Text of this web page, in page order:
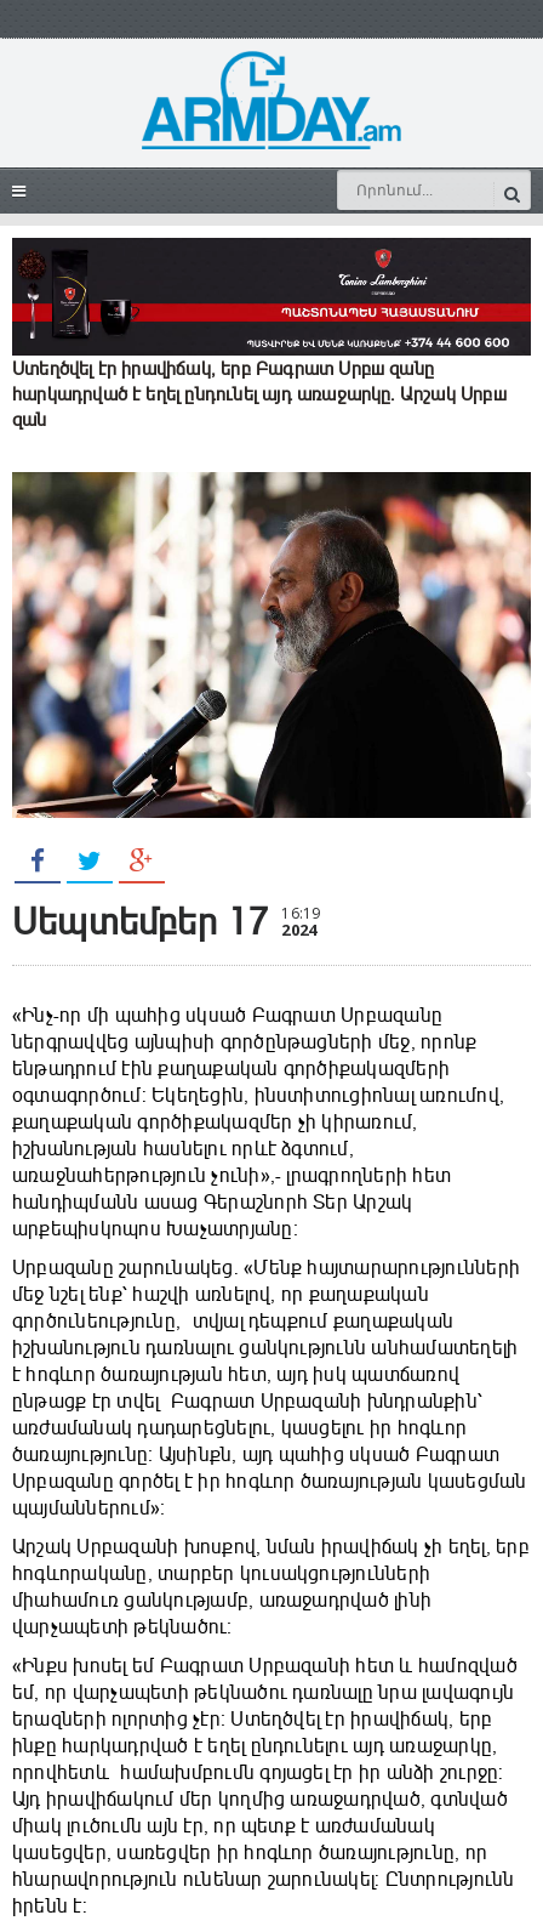
Ստեղծվել էր իրավիճակ, երբ Բագրատ Սրբш զանը
հարկադրված է եղել ընդունել այդ առաջարկը. Արշակ Սրբш
զան
Սեպտեմբեր 17 16:19
2024
«Ինչ-որ մի պահից սկսած Բագրատ Սրբազանը
ներգրավվեց այնպիսի գործընթացների մեջ, որոնք
ենթադրում էին քաղաքական գործիքակազմերի
օգտագործում: Եկեղեցին, ինստիտուցիոնալ առումով,
քաղաքական գործիքակազմեր չի կիրառում,
իշխանության հասնելու որևէ ձգտում,
առաջնահերթություն չունի»,- լրագրողների հետ
հանդիպմանն ասաց Գերաշնորհ Տեր Արշակ
արքեպիսկոպոս Խաչատրյանը։
Սրբազանը շարունակեց. «Մենք հայտարարությունների
մեջ նշել ենք՝ հաշվի առնելով, որ քաղաքական
գործունեությունը, տվյալ դեպքում քաղաքական
իշխանություն դառնալու ցանկությունն անհամատեղելի
է հոգևոր ծառայության հետ, այդ իսկ պատճառով
ընթացք էր տվել Բագրատ Սրբազանի խնդրանքին՝
առժամանակ դադարեցնելու, կասցելու իր հոգևոր
ծառայությունը։ Այսինքն, այդ պահից սկսած Բագրատ
Սրբազանը գործել է իր հոգևոր ծառայության կասեցման
պայմաններում»։
Արշակ Սրբազանի խոսքով, նման իրավիճակ չի եղել, երբ
հոգևորականը, տարբեր կուսակցությունների
միահամուռ ցանկությամբ, առաջադրված լինի
վարչապետի թեկնածու։
«Ինքս խոսել եմ Բագրատ Սրբազանի հետ և համոզված
եմ, որ վարչապետի թեկնածու դառնալը նրա լավագույն
երազների ոլորտից չէր։ Ստեղծվել էր իրավիճակ, երբ
ինքը հարկադրված է եղել ընդունելու այդ առաջարկը,
որովհետև համախմբումն գոյացել էր իր անձի շուրջը:
Այդ իրավիճակում մեր կողմից առաջադրված, գտնված
միակ լուծումն այն էր, որ պետք է առժամանակ
կասեցվեր, սառեցվեր իր հոգևոր ծառայությունը, որ
հնարավորություն ունենար շարունակել: Ընտրությունն
իրենն է: